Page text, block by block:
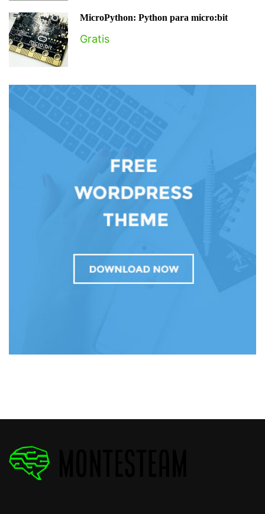
MicroPython: Python para micro:bit
Gratis